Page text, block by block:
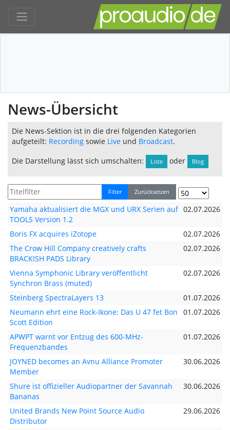
News-Übersicht
Die News-Sektion ist in die drei folgenden Kategorien
aufgeteilt: Recording sowie Live und Broadcast.
Die Darstellung lässt sich umschalten:
Liste oder Blog
Filter Zurücksetzen
Yamaha aktualisiert die MGX und URX Serien auf
TOOLS Version 1.2
02.07.2026
Boris FX acquires iZotope
02.07.2026
The Crow Hill Company creatively crafts
BRACKISH PADS Library
02.07.2026
Vienna Symphonic Library veröffentlicht
Synchron Brass (muted)
02.07.2026
Steinberg SpectraLayers 13
01.07.2026
Neumann ehrt eine Rock-Ikone: Das U 47 fet Bon
Scott Edition
01.07.2026
APWPT warnt vor Entzug des 600-MHz-
Frequenzbandes
01.07.2026
JOYNED becomes an Avnu Alliance Promoter
Member
30.06.2026
Shure ist offizieller Audiopartner der Savannah
Bananas
30.06.2026
United Brands New Point Source Audio
Distributor
29.06.2026